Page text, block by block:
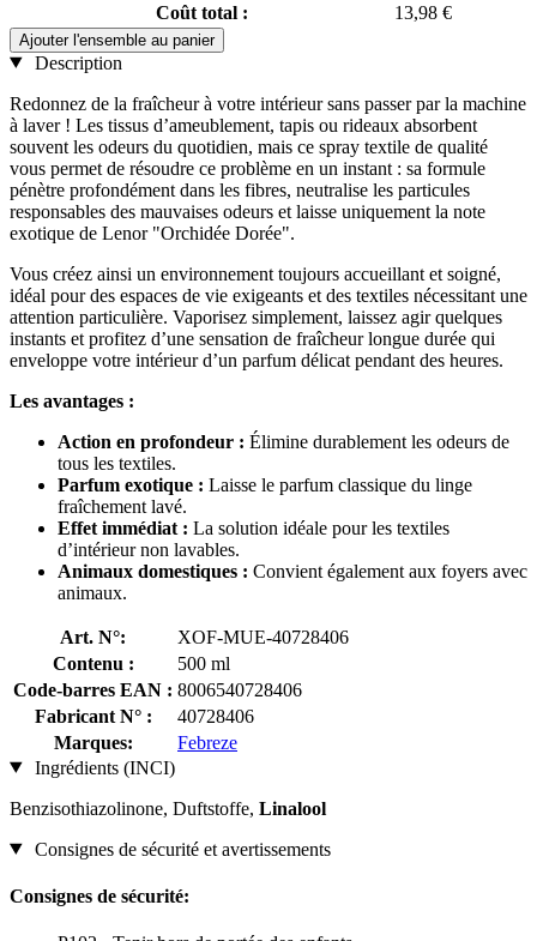
Coût total :
13,98 €
Ajouter l'ensemble au panier
Description
Redonnez de la fraîcheur à votre intérieur sans passer par la machine
à laver ! Les tissus d’ameublement, tapis ou rideaux absorbent
souvent les odeurs du quotidien, mais ce spray textile de qualité
vous permet de résoudre ce problème en un instant : sa formule
pénètre profondément dans les fibres, neutralise les particules
responsables des mauvaises odeurs et laisse uniquement la note
exotique de Lenor "Orchidée Dorée".
Vous créez ainsi un environnement toujours accueillant et soigné,
idéal pour des espaces de vie exigeants et des textiles nécessitant une
attention particulière. Vaporisez simplement, laissez agir quelques
instants et profitez d’une sensation de fraîcheur longue durée qui
enveloppe votre intérieur d’un parfum délicat pendant des heures.
Les avantages :
Action en profondeur : Élimine durablement les odeurs de
tous les textiles.
Parfum exotique : Laisse le parfum classique du linge
fraîchement lavé.
Effet immédiat : La solution idéale pour les textiles
d’intérieur non lavables.
Animaux domestiques : Convient également aux foyers avec
animaux.
Art. N°:
XOF-MUE-40728406
Contenu :
500 ml
Code-barres EAN : 8006540728406
Fabricant N° :
40728406
Marques:
Febreze
Ingrédients (INCI)
Benzisothiazolinone, Duftstoffe, Linalool
Consignes de sécurité et avertissements
Consignes de sécurité: